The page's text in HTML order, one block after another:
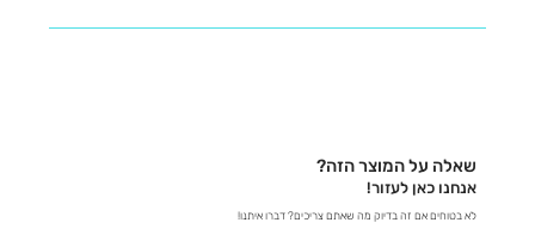
נשמח לעזור לכם למצוא את כל המידע שאתם צריכים! -
ולוודא שתעשו את הבחירה הנכונה!
שאלה על המוצר הזה?
אנחנו כאן לעזור!
לא בטוחים אם זה בדיוק מה שאתם צריכים? דברו איתנו!